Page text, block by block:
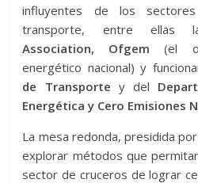
influyentes de los
transporte, entre ellas
Association, Ofgem (el
energético nacional) y
de Transporte y del
Energética y Cero Emisiones
La mesa redonda, presidida por
explorar métodos que
sector de cruceros de lograr